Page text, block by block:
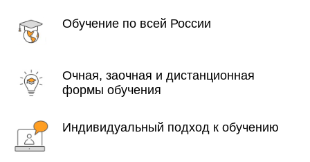
Обучение по всей России
Очная, заочная и дистанционная
формы обучения
Индивидуальный подход к обучению